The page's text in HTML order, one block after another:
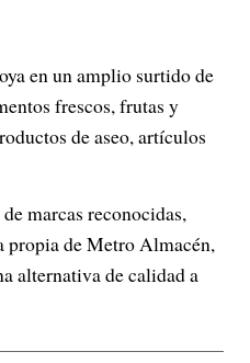
en un amplio surtido de
frescos, frutas y
de aseo, artículos
marcas reconocidas,
de Metro Almacén,
alternativa de calidad a